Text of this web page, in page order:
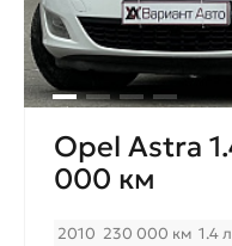
Opel Astra
000 км
2010 230 000 км 1.4